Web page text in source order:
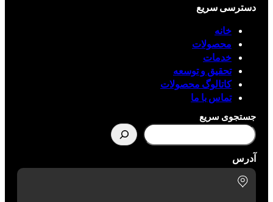
دسترسی سریع
خانه
محصولات
خدمات
تحقیق و توسعه
کاتالوگ محصولات
تماس با ما
جستجوی سریع
آدرس